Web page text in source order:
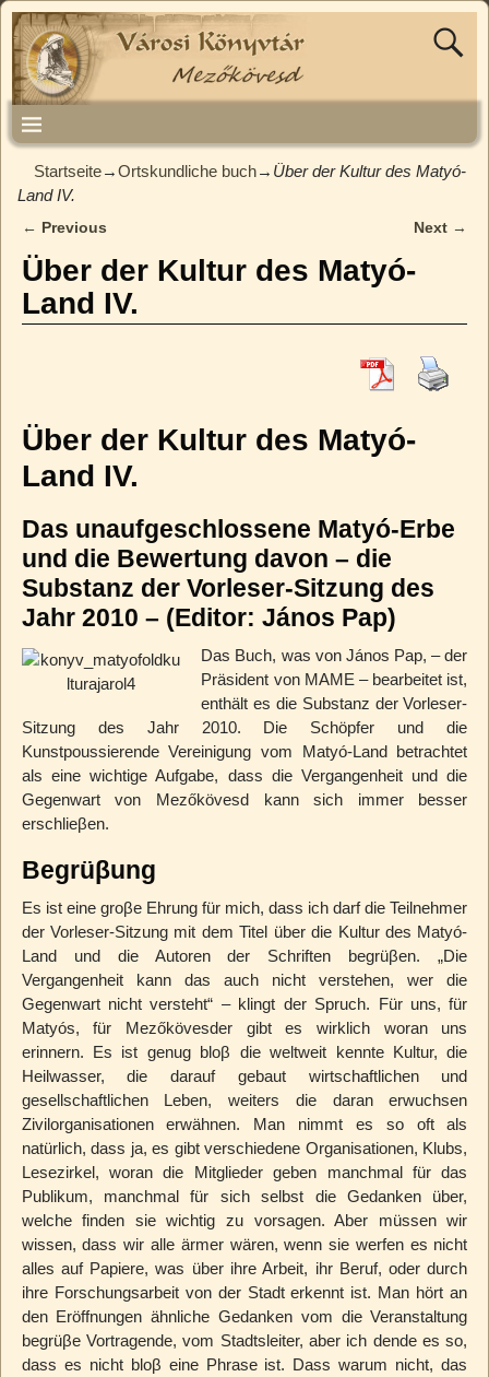
Startseite→Ortskundliche buch→ Über der Kultur des Matyó-
Land IV.
Artikelnavigation
← Previous Next →
Über der Kultur des Matyó-
Land IV.
Über der Kultur des Matyó-
Land IV.
Das unaufgeschlossene Matyó-Erbe
und die Bewertung davon – die
Substanz der Vorleser-Sitzung des
Jahr 2010 – (Editor: János Pap)
Das Buch, was von János Pap, – der
Präsident von MAME – bearbeitet ist,
enthält es die Substanz der Vorleser-
Sitzung des Jahr 2010. Die Schöpfer und die
Kunstpoussierende Vereinigung vom Matyó-Land betrachtet
als eine wichtige Aufgabe, dass die Vergangenheit und die
Gegenwart von Mezőkövesd kann sich immer besser
erschlieβen.
Begrüβung
Es ist eine groβe Ehrung für mich, dass ich darf die Teilnehmer
der Vorleser-Sitzung mit dem Titel über die Kultur des Matyó-
Land und die Autoren der Schriften begrüβen. „Die
Vergangenheit kann das auch nicht verstehen, wer die
Gegenwart nicht versteht“ – klingt der Spruch. Für uns, für
Matyós, für Mezőkövesder gibt es wirklich woran uns
erinnern. Es ist genug bloβ die weltweit kennte Kultur, die
Heilwasser, die darauf gebaut wirtschaftlichen und
gesellschaftlichen Leben, weiters die daran erwuchsen
Zivilorganisationen erwähnen. Man nimmt es so oft als
natürlich, dass ja, es gibt verschiedene Organisationen, Klubs,
Lesezirkel, woran die Mitglieder geben manchmal für das
Publikum, manchmal für sich selbst die Gedanken über,
welche finden sie wichtig zu vorsagen. Aber müssen wir
wissen, dass wir alle ärmer wären, wenn sie werfen es nicht
alles auf Papiere, was über ihre Arbeit, ihr Beruf, oder durch
ihre Forschungsarbeit von der Stadt erkennt ist. Man hört an
den Eröffnungen ähnliche Gedanken vom die Veranstaltung
begrüβe Vortragende, vom Stadtsleiter, aber ich dende es so,
dass es nicht bloβ eine Phrase ist. Dass warum nicht, das